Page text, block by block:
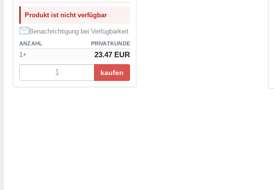
Produkt ist nicht verfügbar
Benachrichtigung bei Verfügbarkeit
ANZAHL PRIVATKUNDE
1+ 23.47 EUR
kaufen